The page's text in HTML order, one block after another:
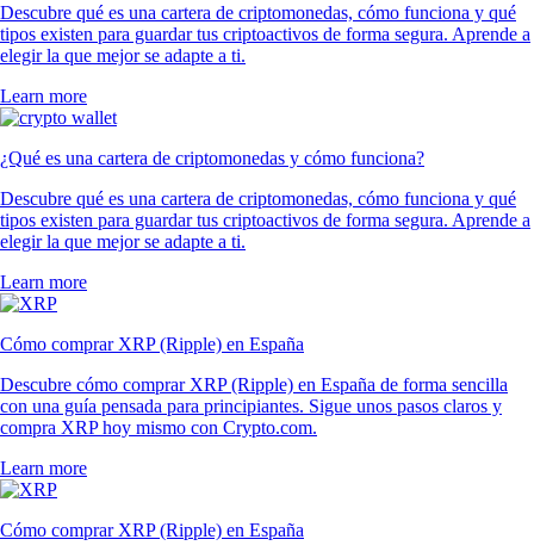
Descubre qué es una cartera de criptomonedas, cómo funciona y qué
tipos existen para guardar tus criptoactivos de forma segura. Aprende a
elegir la que mejor se adapte a ti.
Learn more
¿Qué es una cartera de criptomonedas y cómo funciona?
Descubre qué es una cartera de criptomonedas, cómo funciona y qué
tipos existen para guardar tus criptoactivos de forma segura. Aprende a
elegir la que mejor se adapte a ti.
Learn more
Cómo comprar XRP (Ripple) en España
Descubre cómo comprar XRP (Ripple) en España de forma sencilla
con una guía pensada para principiantes. Sigue unos pasos claros y
compra XRP hoy mismo con Crypto.com.
Learn more
Cómo comprar XRP (Ripple) en España